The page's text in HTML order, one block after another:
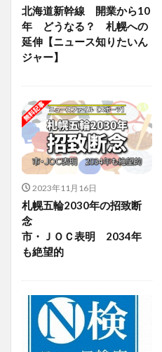
北海道新幹線 開業から10
年 どうなる？ 札幌への
延伸【ニュース知りたいん
ジャー】
2023年11月16日
札幌五輪2030年の招致断
念
市・ＪＯＣ表明 2034年
も絶望的